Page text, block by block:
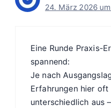
24. März 2026
Eine Runde Praxis-
spannend:
Je nach
Erfahrungen hier oft
unterschiedlich aus